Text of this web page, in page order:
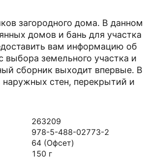
загородного дома. В данном
домов и бань для участка
вам информацию об
выбора земельного участка и
сборник выходит впервые. В
стен, перекрытий и
263209
978-5-488-02773-2
64 (Офсет)
150 г